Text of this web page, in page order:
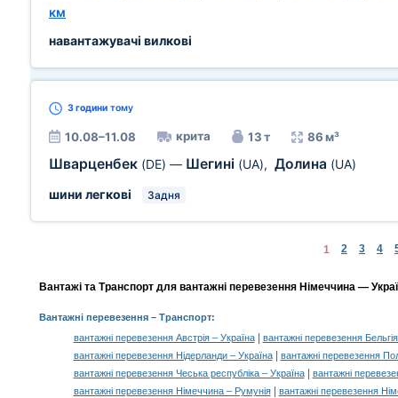
км
навантажувачі вилкові
3 години тому
10.08–11.08 крита 13 т 86 м³
Шварценбек (DE) — Шегині (UA), Долина (UA)
шини легкові
Задня
1 2 3 4
Вантажі та Транспорт для вантажні перевезення Німеччина —
Вантажні перевезення– Транспорт:
вантажні перевезення Австрія – Україна|
вантажні перевезення
вантажні перевезення Нідерланди – Україна|
вантажні перевезення
вантажні перевезення Чеська республіка – Україна|
вантажні
вантажні перевезення Німеччина – Румунія| вантажні перевезення